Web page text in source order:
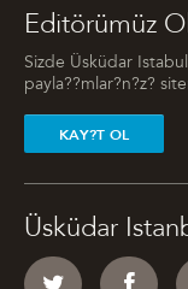
Editörümüz
Sizde Üsküdar
payla??mlar?n?z?
KAY?T OL
Üsküdar